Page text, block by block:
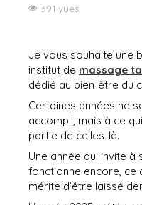
391 vues
Je vous souhaite une
institut de massage
dédié au bien‑être du
Certaines années ne
accompli, mais à ce
partie de celles-là.
Une année qui invite
fonctionne encore, ce
mérite d’être laissé